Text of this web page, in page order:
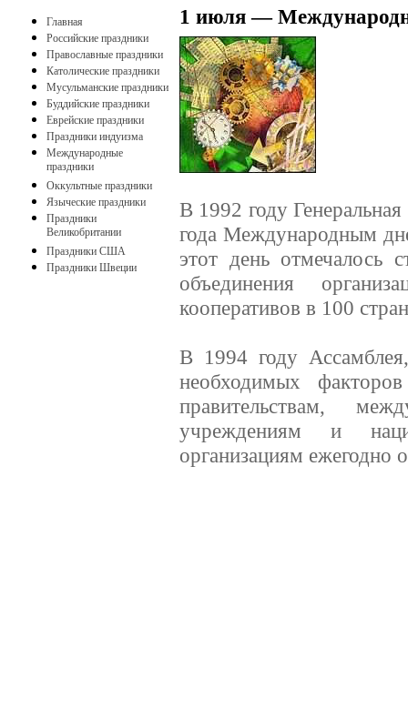
Главная
Российские праздники
Православные праздники
Католические праздники
Мусульманские праздники
Буддийские праздники
Еврейские праздники
Праздники индуизма
Международные
праздники
Оккультные праздники
Языческие праздники
Праздники
Великобритании
Праздники США
Праздники Швеции
1 июля —
В 1992 году
года Международным
этот день отмечалось
объединения
кооперативов в 100
В 1994 году
необходимых факторов
правительствам,
учреждениям и
организациям ежегодно